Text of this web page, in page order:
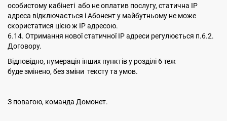
особистому кабінеті або не оплатив послугу, статична IP
адреса відключається і Абонент у майбутньому не може
скористатися цією ж IP адресою.
6.14. Отримання нової статичної ІР адреси регулюється п.6.2.
Договору.
Відповідно, нумерація інших пунктів у розділі 6 теж
буде змінено, без зміни тексту та умов.
З повагою, команда Домонет.